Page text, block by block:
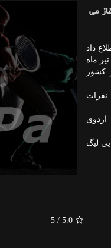
می
داد
الهلال با حضور «ژاردیم» سرمربی جدید این تیم از ۱۴ تیر ماه
کشور
نفرات
لیگ
5.0
/ 5